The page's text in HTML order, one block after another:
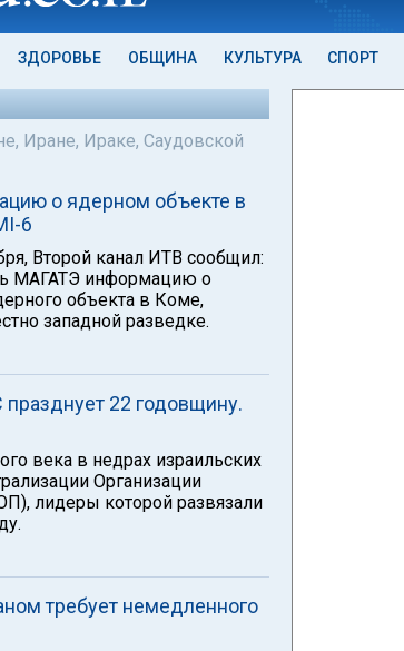
ЗДОРОВЬЕ ОБЩИНА КУЛЬТУРА СПОРТ
Иране, Ираке, Саудовской
о ядерном объекте в
6
Второй канал ИТВ сообщил:
МАГАТЭ информацию о
объекта в Коме,
западной разведке.
22 годовщину.
века в недрах израильских
Организации
лидеры которой развязали
требует немедленного